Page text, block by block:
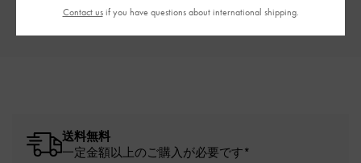
送料無料
一定金額以上のご購入が必要です*
Contact usif you have questions about international shipping.